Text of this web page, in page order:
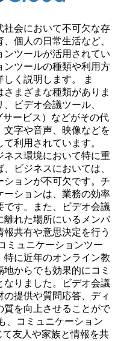
社会において不可欠な存
個人の日常生活など、
ンツールが活用されてい
ンツールの種類や利用方
く説明します。 ま
まざまな種類がありま
ビデオ会議ツール、
ービス）などがその代
字や音声、映像などを
利用されています。
ネス環境において特に重
ビジネスにおいては、
ションが不可欠です。チ
ーションは、業務の効率
です。また、ビデオ会議
離れた場所にいるメンバ
共有や意思決定を行う
ミュニケーションツー
特に近年のオンライン教
からでも効果的にコミ
なりました。ビデオ会議
提供や質問応答、ディ
質を向上させることがで
、コミュニケーション
友人や家族と情報を共